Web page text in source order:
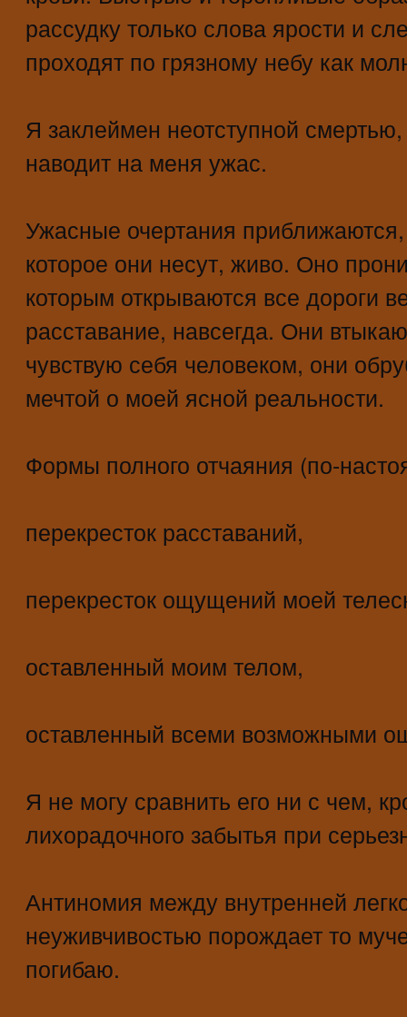
рассудку только слова ярости и
проходят по грязному небу как
Я заклеймен неотступной
наводит на меня ужас.
Ужасные очертания
которое они несут, живо. Оно
которым открываются все дороги
расставание, навсегда. Они
чувствую себя человеком, они
мечтой о моей ясной реальности.
Формы полного отчаяния (по-
перекресток расставаний,
перекресток ощущений моей
оставленный моим телом,
оставленный всеми возможными
Я не могу сравнить его ни с чем,
лихорадочного забытья при
Антиномия между внутренней
неуживчивостью порождает то
погибаю.